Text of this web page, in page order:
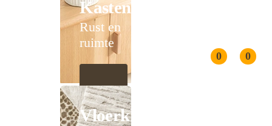
0 0
Kasten
Rust en
ruimte
Vloerkleden